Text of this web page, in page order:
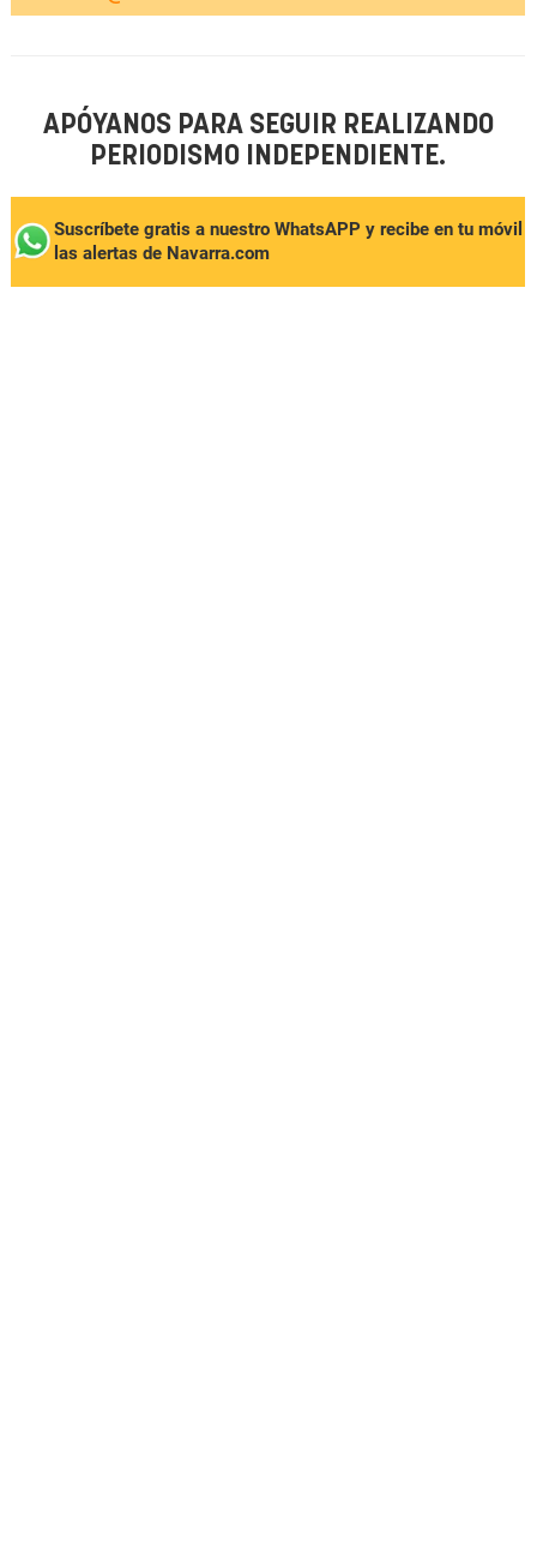
APÓYANOS PARA SEGUIR REALIZANDO
PERIODISMO INDEPENDIENTE.
Suscríbete gratis a nuestro WhatsAPP y recibe en tu móvil
las alertas de Navarra.com